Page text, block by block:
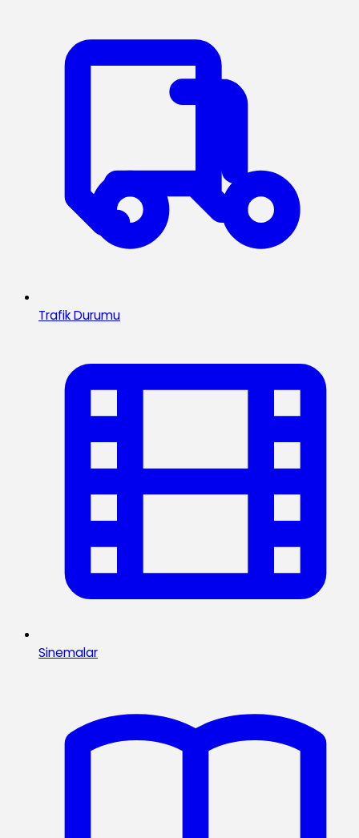
Trafik Durumu
Sinemalar